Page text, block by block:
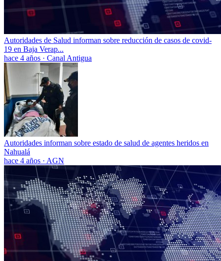
Autoridades de Salud informan sobre reducción de casos de covid-
19 en Baja Verap...
hace 4 años · Canal Antigua
Autoridades informan sobre estado de salud de agentes heridos en
Nahualá
hace 4 años · AGN